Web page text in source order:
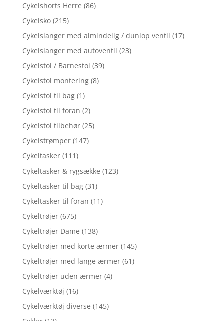
Cykelshorts Herre (86)
Cykelsko (215)
Cykelslanger med almindelig / dunlop ventil (17)
Cykelslanger med autoventil (23)
Cykelstol / Barnestol (39)
Cykelstol montering (8)
Cykelstol til bag (1)
Cykelstol til foran (2)
Cykelstol tilbehør (25)
Cykelstrømper (147)
Cykeltasker (111)
Cykeltasker & rygsække (123)
Cykeltasker til bag (31)
Cykeltasker til foran (11)
Cykeltrøjer (675)
Cykeltrøjer Dame (138)
Cykeltrøjer med korte ærmer (145)
Cykeltrøjer med lange ærmer (61)
Cykeltrøjer uden ærmer (4)
Cykelværktøj (16)
Cykelværktøj diverse (145)